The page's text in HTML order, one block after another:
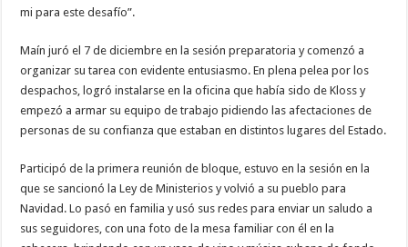
mi para este desafío”.
Maín juró el 7 de diciembre en la sesión preparatoria y comenzó a
organizar su tarea con evidente entusiasmo. En plena pelea por los
despachos, logró instalarse en la oficina que había sido de Kloss y
empezó a armar su equipo de trabajo pidiendo las afectaciones de
personas de su confianza que estaban en distintos lugares del Estado.
Participó de la primera reunión de bloque, estuvo en la sesión en la
que se sancionó la Ley de Ministerios y volvió a su pueblo para
Navidad. Lo pasó en familia y usó sus redes para enviar un saludo a
sus seguidores, con una foto de la mesa familiar con él en la